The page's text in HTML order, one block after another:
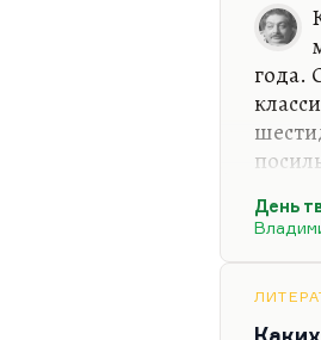
года.
День